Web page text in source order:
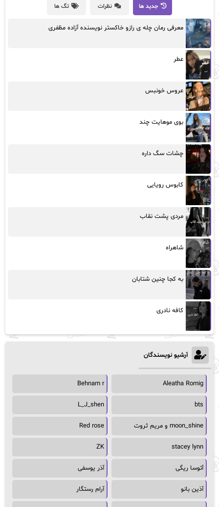
جدید ها نظرات تگ ها
معرفی رمان چله ی رازو خاکستر نویسنده آزاده مظفری
عطر
عروس خونبس
بوی موهایت چند
چشات سگ داره
کابوس رویایی
مردی پشت نقاب
شاهراه
به کجا چنین شتابان
کافه نادری
آرشیو نویسندگان
Aleatha Romig
Behnam r
bts
L_J_shen
moon_shine و مریم ثروت Red rose
stacey lynn
ZK
آتوسا ریگی آذر یوسفی
آذین بانو آرام رستگار